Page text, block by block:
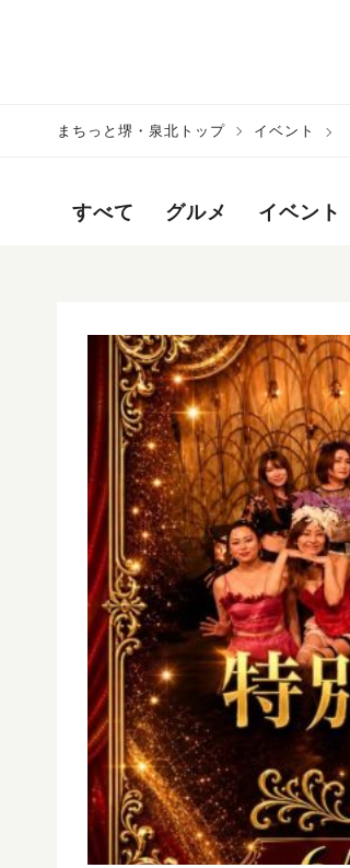
まちっと堺・泉北トップ イベント
すべて グルメ イベント